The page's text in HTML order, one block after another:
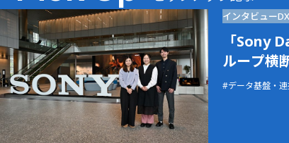
インタビュー
「Sony
ループ横
データ基盤・